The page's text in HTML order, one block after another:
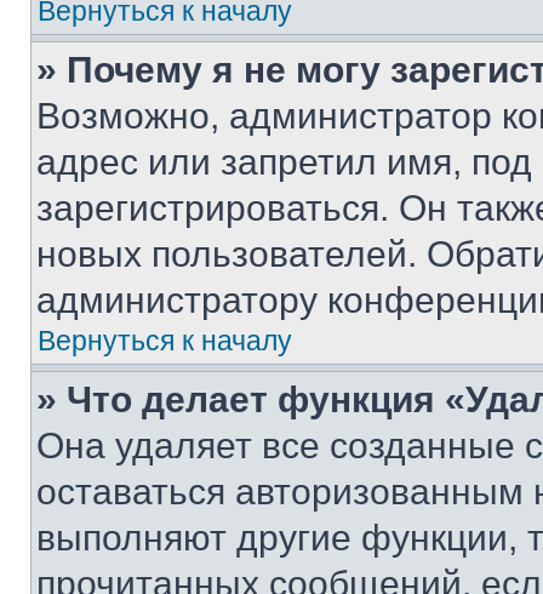
Вернуться к началу
» Почему я не могу
Возможно, администратор
адрес или запретил имя,
зарегистрироваться. Он
новых пользователей.
администратору
Вернуться к началу
» Что делает функция
Она удаляет все созданные
оставаться
выполняют другие функции,
прочитанных сообщений,